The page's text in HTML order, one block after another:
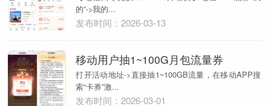
的”->我的...
发布时间：2026-03-13
移动用户抽1~100G月包流量券
打开活动地址->直接抽1~100GB流量，在移动APP搜
索“卡券”激...
发布时间：2026-03-01